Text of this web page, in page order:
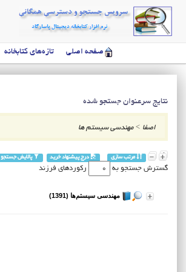
صفحه اصلی تازه‌های کتابخانه
نتایج سرعنوان جستجو شده
اصفا >مهندسی سیستم ها
مرتب سازی درج پیشنهاد خرید پالایش جستجو
گسترش جستجو به رکوردهای فرزند
مهندسی سیستم‌ها (1391)